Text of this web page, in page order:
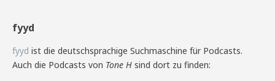
fyyd
fyyd ist die deutschsprachige Suchmaschine für Podcasts.
Auch die Podcasts von Tone H sind dort zu finden: